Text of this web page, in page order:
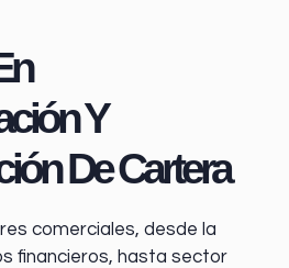
Y
De Cartera
comerciales, desde la
financieros, hasta sector